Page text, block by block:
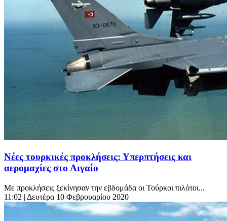
Νέες τουρκικές προκλήσεις: Υπερπτήσεις και
αερομαχίες στο Αιγαίο
Με προκλήσεις ξεκίνησαν την εβδομάδα οι Τούρκοι πιλότοι...
11:02 | Δευτέρα 10 Φεβρουαρίου 2020